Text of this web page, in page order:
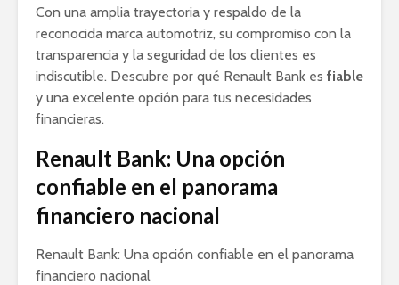
Con una amplia trayectoria y respaldo de la
reconocida marca automotriz, su compromiso con la
transparencia y la seguridad de los clientes es
indiscutible. Descubre por qué Renault Bank es fiable
y una excelente opción para tus necesidades
financieras.
Renault Bank: Una opción
confiable en el panorama
financiero nacional
Renault Bank: Una opción confiable en el panorama
financiero nacional